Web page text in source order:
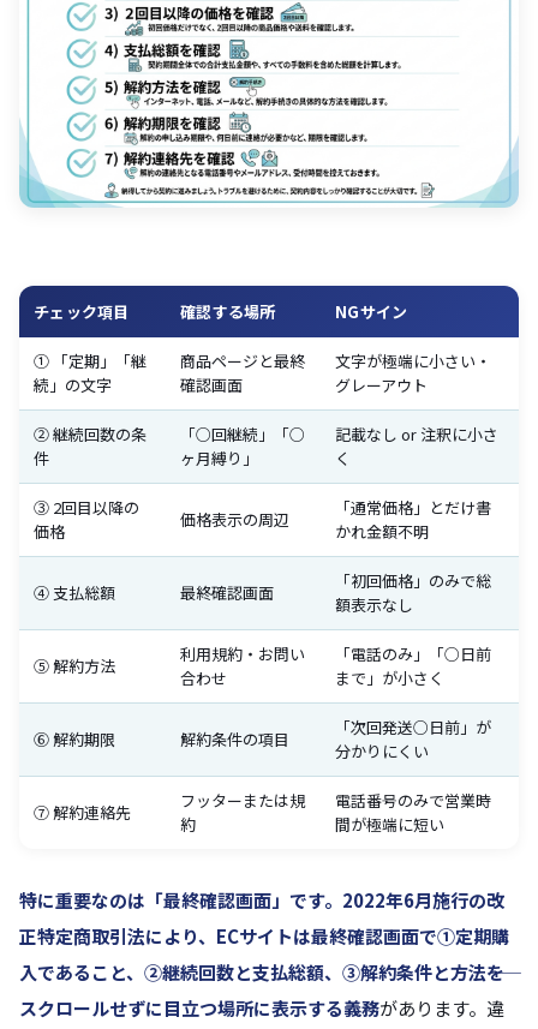
チェック項目 確認する場所 NGサイン
① 「定期」「継
続」の文字
商品ページと最終
確認画面
文字が極端に小さい・
グレーアウト
② 継続回数の条
件
「○回継続」「○
ヶ月縛り」
記載なし or 注釈に小さ
く
③ 2回目以降の
価格
価格表示の周辺
「通常価格」とだけ書
かれ金額不明
④ 支払総額 最終確認画面
「初回価格」のみで総
額表示なし
⑤ 解約方法
利用規約・お問い
合わせ
「電話のみ」「○日前
まで」が小さく
⑥ 解約期限 解約条件の項目
「次回発送○日前」が
分かりにくい
⑦ 解約連絡先
フッターまたは規
約
電話番号のみで営業時
間が極端に短い
特に重要なのは「最終確認画面」 です。2022年6月施行の改
正特定商取引法により、ECサイトは最終確認画面で①定期購
入であること、②継続回数と支払総額、③解約条件と方法――を
スクロールせずに目立つ場所に表示する義務があります。違